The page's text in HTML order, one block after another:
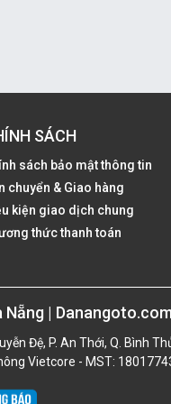
SÁCH
sách bảo mật thông tin
chuyển & Giao hàng
kiện giao dịch chung
thức thanh toán
Nẵng |
Đệ, P. An Thới, Q. Bình
Vietcore - MST: